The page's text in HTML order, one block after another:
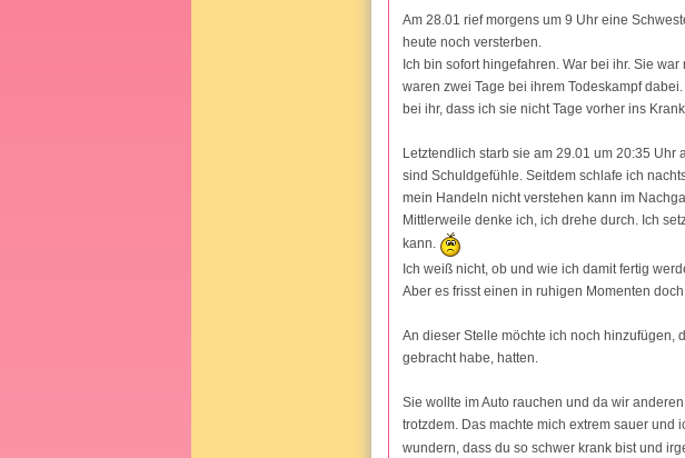
Am 28.01 rief morgens um 9 Uhr eine
heute noch versterben.
Ich bin sofort hingefahren. War bei ihr. Sie
waren zwei Tage bei ihrem Todeskampf
bei ihr, dass ich sie nicht Tage vorher ins
Letztendlich starb sie am 29.01 um 20:35
sind Schuldgefühle. Seitdem schlafe ich
mein Handeln nicht verstehen kann im
Mittlerweile denke ich, ich drehe durch. Ich
kann.
Ich weiß nicht, ob und wie ich damit fertig
Aber es frisst einen in ruhigen Momenten
An dieser Stelle möchte ich noch hinzufügen,
gebracht habe, hatten.
Sie wollte im Auto rauchen und da wir
trotzdem. Das machte mich extrem sauer und
wundern, dass du so schwer krank bist und